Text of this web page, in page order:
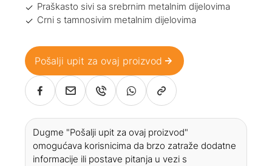
Praškasto sivi sa srebrnim metalnim dijelovima
Crni s tamnosivim metalnim dijelovima
Pošalji upit za ovaj proizvod
Dugme "Pošalji upit za ovaj proizvod"
omogućava korisnicima da brzo zatraže dodatne
informacije ili postave pitanja u vezi s